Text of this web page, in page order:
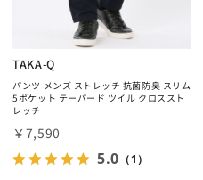
TAKA-Q
パンツ メンズ ストレッチ 抗菌防臭 スリム
5ポケット テーパード ツイル クロススト
レッチ
￥7,590
5.0 （1）